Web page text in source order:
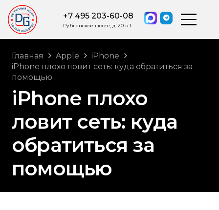
+7 495 203-60-08
Рублевское шоссе, д. 20 к.1
Главная Apple
iPhone
iPhone плохо ловит сеть: куда обратиться за
помощью
iPhone плохо
ловит сеть: куда
обратиться за
помощью